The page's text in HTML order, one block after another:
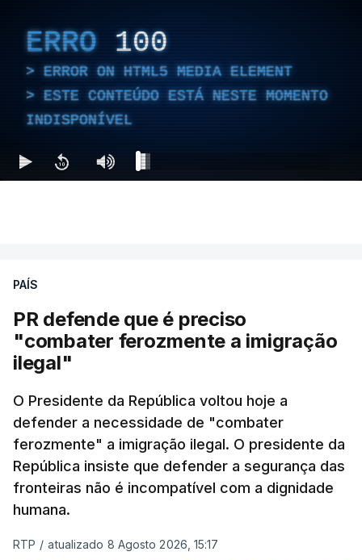
ERRO 100
ERROR ON HTML5 MEDIA ELEMENT
ESTE CONTEÚDO ESTÁ NESTE MOMENTO
INDISPONÍVEL
PAÍS
PR defende que é preciso
"combater ferozmente a imigração
ilegal"
O Presidente da República voltou hoje a
defender a necessidade de "combater
ferozmente" a imigração ilegal. O presidente da
República insiste que defender a segurança das
fronteiras não é incompatível com a dignidade
humana.
RTP / atualizado 8 Agosto 2026, 15:17